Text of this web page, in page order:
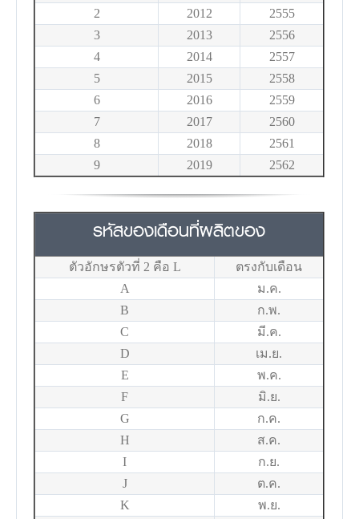
2
2012
2555
3
2013
2556
4
2014
2557
5
2015
2558
6
2016
2559
7
2017
2560
8
2018
2561
9
2019 2562
รหัสของเดือนที่ผลิตของ
ตัวอักษรตัวที่ 2 คือ L
ตรงกับเดือน
A
ม.ค.
B
ก.พ.
C
มี.ค.
D
เม.ย.
E
พ.ค.
F
มิ.ย.
G
ก.ค.
H
ส.ค.
I
ก.ย.
J
ต.ค.
K
พ.ย.